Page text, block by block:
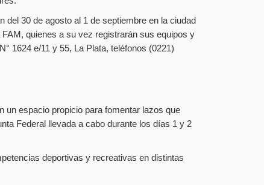
30 de agosto al 1 de septiembre en la ciudad
quienes a su vez registrarán sus equipos y
1624 e/11 y 55, La Plata, teléfonos (0221)
un espacio propicio para fomentar lazos que
Federal llevada a cabo durante los días 1 y 2
deportivas y recreativas en distintas